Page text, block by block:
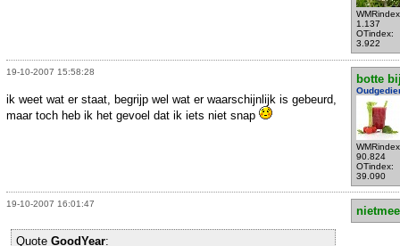
1.137
OTindex:
3.922
19-10-2007 15:58:28
botte
90.824
OTindex:
39.090
ik weet wat er staat, begrijp wel wat er waarschijnlijk is gebeurd,
maar toch heb ik het gevoel dat ik iets niet snap
19-10-2007 16:01:47
Quote GoodYear: